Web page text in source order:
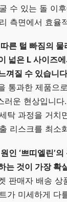
수 있는 돌 이
측면에서 효율
른 털 빠짐의
넓은 L 사이즈
껴질 수 있습니
통과한 제품으
러운 현상입니
탁 과정을 거치
리스크를 최소
인 ‘쁘띠엘린’
는 것이 가장 확
판매자 배송 상
가 미세하게 다